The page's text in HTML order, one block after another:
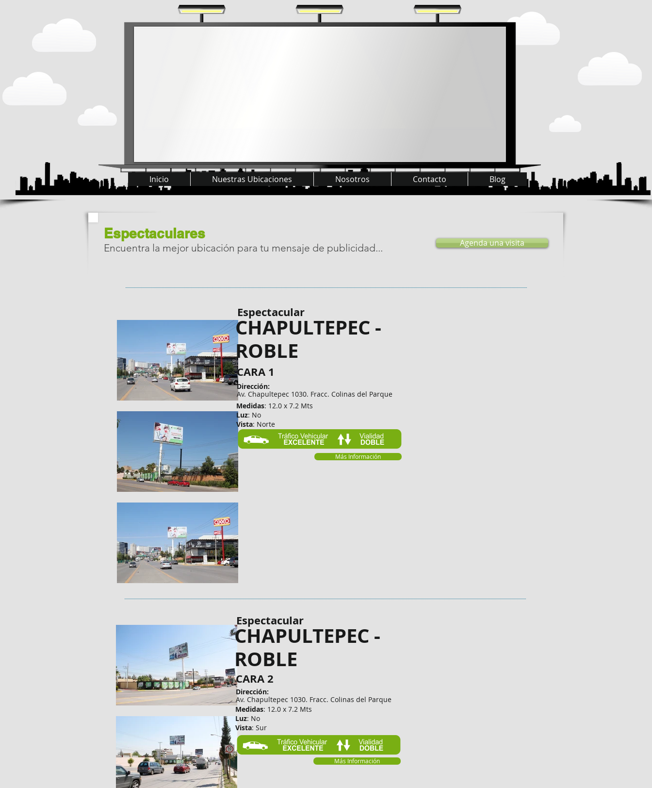
Inicio Nuestras Ubicaciones Nosotros Contacto Blog
Espectaculares
Encuentra la mejor ubicación para tu mensaje de publicidad...
Espectacular
CHAPULTEPEC -
ROBLE
CARA 1
Dirección:
Av. Chapultepec 1030. Fracc. Colinas del Parque
Medidas: 12.0 x 7.2 Mts
Luz: No
Vista: Norte
Más Información
Espectacular
CHAPULTEPEC -
ROBLE
CARA 2
Dirección:
Av. Chapultepec 1030. Fracc. Colinas del Parque
Medidas: 12.0 x 7.2 Mts
Luz: No
Vista: Sur
Más Información
Agenda una visita